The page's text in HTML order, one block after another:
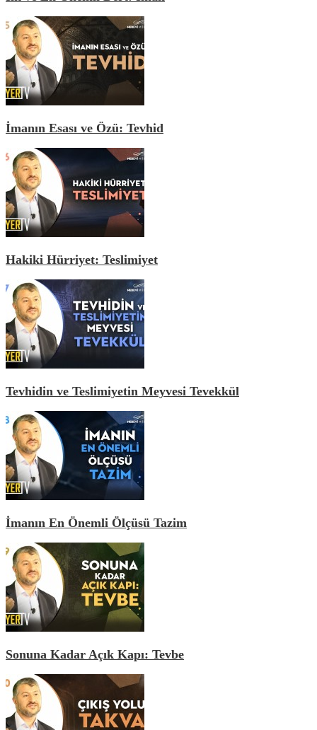
İmanın Esası ve Özü: Tevhid
Hakiki Hürriyet: Teslimiyet
Tevhidin ve Teslimiyetin Meyvesi Tevekkül
İmanın En Önemli Ölçüsü Tazim
Sonuna Kadar Açık Kapı: Tevbe